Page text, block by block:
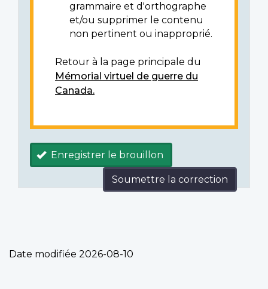
grammaire et d'orthographe
et/ou supprimer le contenu
non pertinent ou inapproprié.
Retour à la page principale du
Mémorial virtuel de guerre du
Canada.
Enregistrer le brouillon
Soumettre la correction
Date modifiée 2026-08-10